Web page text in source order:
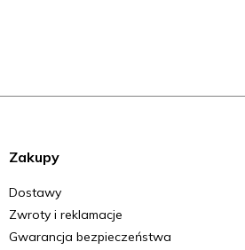
Zakupy
Dostawy
Zwroty i reklamacje
Gwarancja bezpieczeństwa